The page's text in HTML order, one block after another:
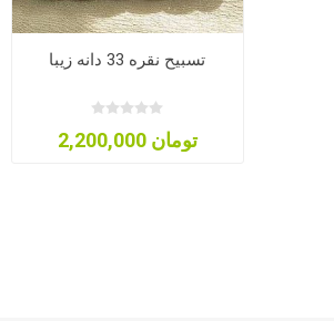
تسبیح نقره 33 دانه زیبا
2,200,000 تومان